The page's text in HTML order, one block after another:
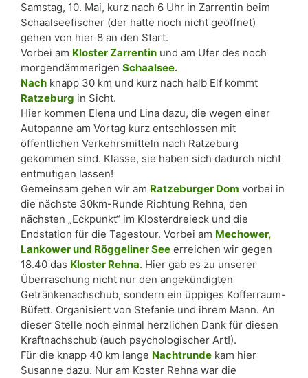
Samstag, 10. Mai, kurz nach 6 Uhr in Zarrentin beim
Schaalseefischer (der hatte noch nicht geöffnet)
gehen von hier 8 an den Start.
Vorbei am Kloster Zarrentin und am Ufer des noch
morgendämmerigen Schaalsee.
Nach knapp 30 km und kurz nach halb Elf kommt
Ratzeburg in Sicht.
Hier kommen Elena und Lina dazu, die wegen einer
Autopanne am Vortag kurz entschlossen mit
öffentlichen Verkehrsmitteln nach Ratzeburg
gekommen sind. Klasse, sie haben sich dadurch nicht
entmutigen lassen!
Gemeinsam gehen wir am Ratzeburger Dom vorbei in
die nächste 30km-Runde Richtung Rehna, den
nächsten „Eckpunkt“ im Klosterdreieck und die
Endstation für die Tagestour. Vorbei am Mechower,
Lankower und Röggeliner See erreichen wir gegen
18.40 das Kloster Rehna. Hier gab es zu unserer
Überraschung nicht nur den angekündigten
Getränkenachschub, sondern ein üppiges Kofferraum-
Büfett. Organisiert von Stefanie und ihrem Mann. An
dieser Stelle noch einmal herzlichen Dank für diesen
Kraftnachschub (auch psychologischer Art!).
Für die knapp 40 km lange Nachtrunde kam hier
Susanne dazu. Nur am Koster Rehna war die